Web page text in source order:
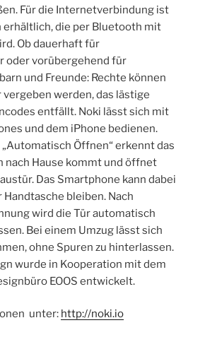
Für die Internetverbindung ist
erhältlich, die per Bluetooth mit
Ob dauerhaft für
oder vorübergehend für
und Freunde: Rechte können
werden, das lästige
entfällt. Noki lässt sich mit
und dem iPhone bedienen.
Öffnen“ erkennt das
nach Hause kommt und öffnet
Das Smartphone kann dabei
bleiben. Nach
wird die Tür automatisch
Bei einem Umzug lässt sich
ohne Spuren zu hinterlassen.
wurde in Kooperation mit dem
EOOS entwickelt.
unter: http://noki.io